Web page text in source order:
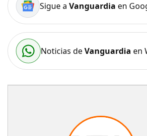
Sigue a Vanguardia en
Noticias deVanguardia en